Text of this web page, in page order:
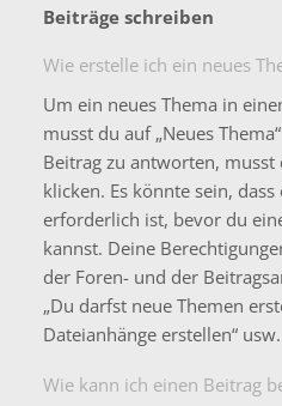
Beiträge schreiben
Wie erstelle ich ein neues
Um ein neues Thema in
musst du auf „Neues
Beitrag zu antworten, musst
klicken. Es könnte sein,
erforderlich ist, bevor du
kannst. Deine
der Foren- und der
„Du darfst neue Themen
Dateianhänge erstellen“ usw.
Wie kann ich einen Beitrag